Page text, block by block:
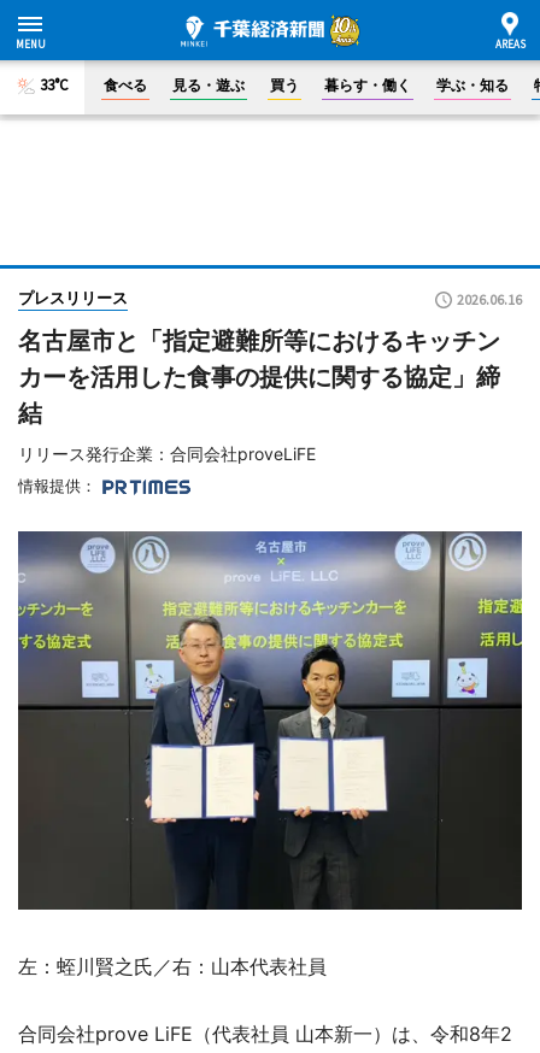
33°C 食べる 見る・遊ぶ 買う 暮らす・働く 学ぶ・知る
プレスリリース 2026.06.16
名古屋市と「指定避難所等におけるキッチン
カーを活用した食事の提供に関する協定」締
結
リリース発行企業：合同会社proveLiFE
情報提供：
左：蛭川賢之氏／右：山本代表社員
合同会社prove LiFE（代表社員 山本新一）は、令和8年2